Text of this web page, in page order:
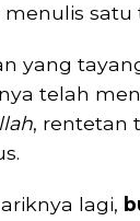
satu
yang
telah
, rentetan
lagi,